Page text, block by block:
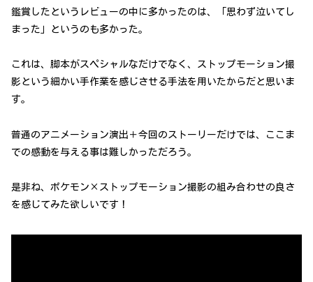
鑑賞したというレビューの中に多かったのは、「思わず泣いてし
まった」というのも多かった。
これは、脚本がスペシャルなだけでなく、ストップモーション撮
影という細かい手作業を感じさせる手法を用いたからだと思いま
す。
普通のアニメーション演出＋今回のストーリーだけでは、ここま
での感動を与える事は難しかっただろう。
是非ね、ポケモン×ストップモーション撮影の組み合わせの良さ
を感じてみた欲しいです！